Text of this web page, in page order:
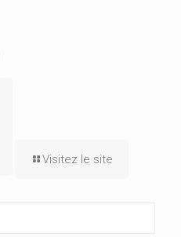
Visitez le site